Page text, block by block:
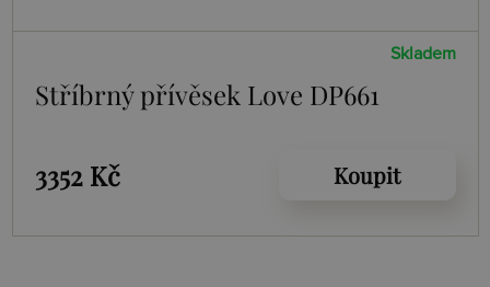
Skladem
Stříbrný přívěsek Love DP661
3352 Kč Koupit